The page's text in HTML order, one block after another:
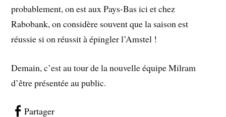
probablement, on est aux Pays-Bas ici et chez
Rabobank, on considère souvent que la saison est
réussie si on réussit à épingler l’Amstel !
Demain, c’est au tour de la nouvelle équipe Milram
d’être présentée au public.
Partager